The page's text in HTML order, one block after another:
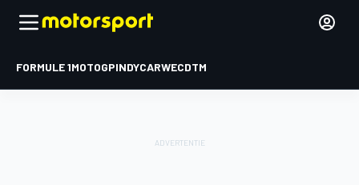
FORMULE 1MOTOGPINDYCARWECDTM